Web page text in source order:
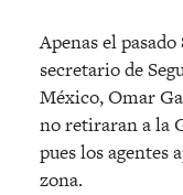
Apenas el
secretario de
México, Omar
no retiraran a la
pues los agentes
zona.